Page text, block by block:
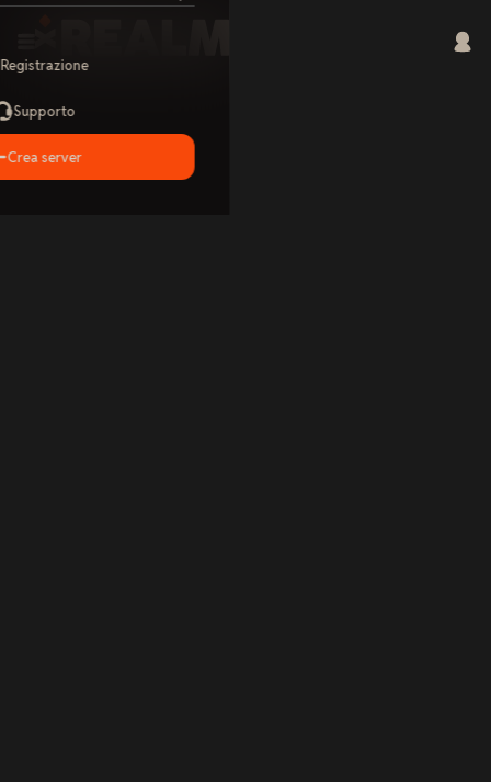
Registrazione
Supporto
Crea server